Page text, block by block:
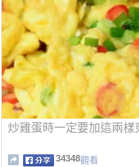
炒雞蛋時一定要加這兩
34348觀看